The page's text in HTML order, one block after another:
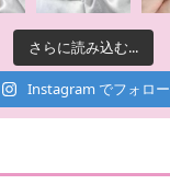
さらに読み込む...
Instagram でフォロー